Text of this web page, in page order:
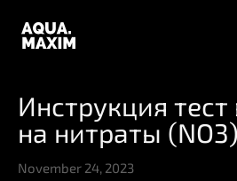
Инструкция
на нитраты (NO3)
November 24, 2023